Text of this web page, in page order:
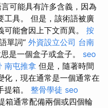
可能具有許多含義，因為
工具。 但是，該術語被廣
能會因上下文而異。 按
單詞“ 外資設立公司 台南
是一個盒子或盒子。 seo
南屯推拿 但是，隨著時間
化，現在通常是一個通常在
提箱。 整骨學徒 seo
箱通常配備兩個或四個輪